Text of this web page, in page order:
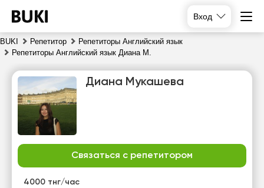
Вход
BUKI Репетитор
Репетиторы Английский язык
Репетиторы Английский язык Диана М.
Диана Мукашева
Связаться с репетитором
4000 тнг/час
пт
сб